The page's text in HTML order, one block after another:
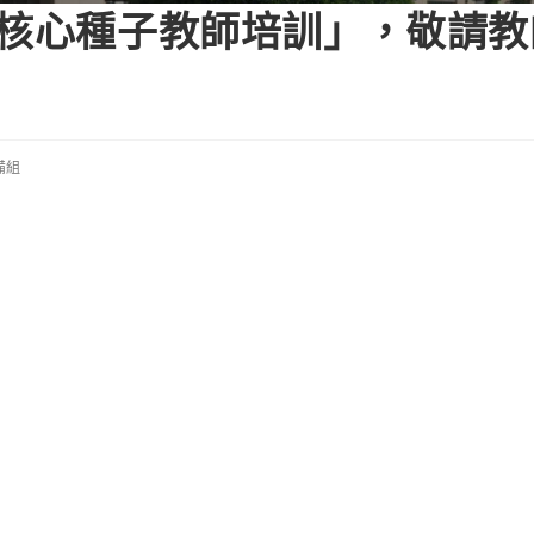
心種子教師培訓」，敬請
組